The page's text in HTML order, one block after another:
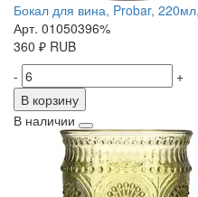
Бокал для вина, Probar,
Арт. 01050396%
360 ₽ RUB
-
+
В корзину
В наличии